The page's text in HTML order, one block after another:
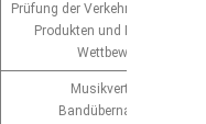
Prüfung der Verkehrsfähigkeit
Produkten und MLM-
Wettbewerbsrecht
Musikvertragsrecht,
Bandübernahmevertrag,